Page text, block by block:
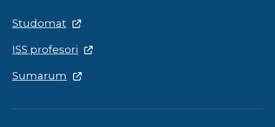
Studomat
ISS profesori
Sumarum